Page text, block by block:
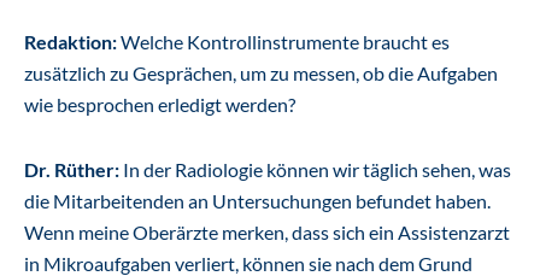
Redaktion:Welche Kontrollinstrumente braucht es
zusätzlich zu Gesprächen, um zu messen, ob die Aufgaben
wie besprochen erledigt werden?
Dr. Rüther: In der Radiologie können wir täglich sehen, was
die Mitarbeitenden an Untersuchungen befundet haben.
Wenn meine Oberärzte merken, dass sich ein Assistenzarzt
in Mikroaufgaben verliert, können sie nach dem Grund